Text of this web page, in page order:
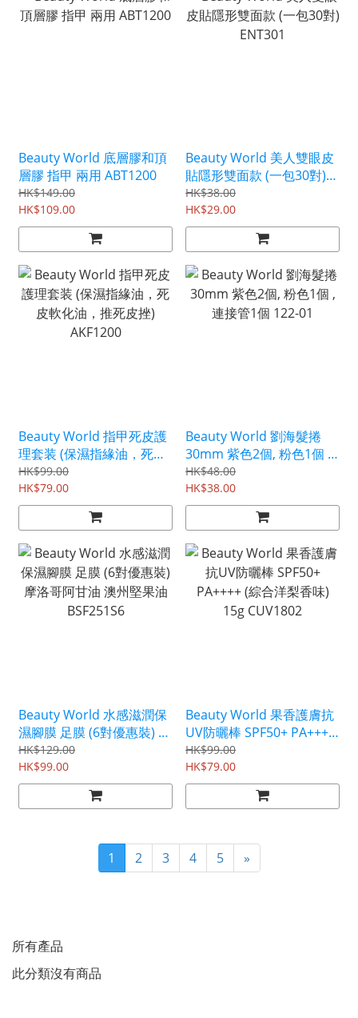
Beauty World 底層膠和頂
層膠 指甲 兩用 ABT1200
HK$149.00
HK$109.00
Beauty World 美人雙眼皮
貼隱形雙面款 (一包30對)
ENT301
HK$38.00
HK$29.00
Beauty World 指甲死皮護
理套装 (保濕指緣油，死皮
軟化油，推死皮挫)
AKF1200
HK$99.00
HK$79.00
Beauty World 劉海髮捲
30mm 紫色2個, 粉色1個 ,
連接管1個 122-01
HK$48.00
HK$38.00
Beauty World 水感滋潤保
濕腳膜 足膜 (6對優惠裝) 摩
洛哥阿甘油 澳州堅果油
BSF251S6
HK$129.00
HK$99.00
Beauty World 果香護膚抗
UV防曬棒 SPF50+ PA++++
(綜合洋梨香味) 15g
CUV1802
HK$99.00
HK$79.00
1 2 3 4 5 »
所有產品
此分類沒有商品